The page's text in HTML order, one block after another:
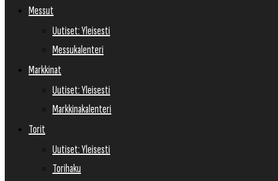
Messut
Uutiset: Yleisesti
Messukalenteri
Markkinat
Uutiset: Yleisesti
Markkinakalenteri
Torit
Uutiset: Yleisesti
Torihaku